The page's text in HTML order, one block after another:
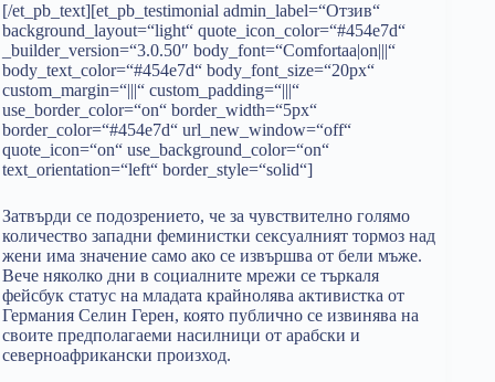
[/et_pb_text][et_pb_testimonial admin_label=“Отзив“
background_layout=“light“ quote_icon_color=“#454e7d“
_builder_version=“3.0.50″ body_font=“Comfortaa|on|||“
body_text_color=“#454e7d“ body_font_size=“20px“
custom_margin=“|||“ custom_padding=“|||“
use_border_color=“on“ border_width=“5px“
border_color=“#454e7d“ url_new_window=“off“
quote_icon=“on“ use_background_color=“on“
text_orientation=“left“ border_style=“solid“]
Затвърди се подозрението, че за чувствително голямо
количество западни феминистки сексуалният тормоз над
жени има значение само ако се извършва от бели мъже.
Вече няколко дни в социалните мрежи се търкаля
фейсбук статус на младата крайнолява активистка от
Германия Селин Герен, която публично се извинява на
своите предполагаеми насилници от арабски и
северноафрикански произход.